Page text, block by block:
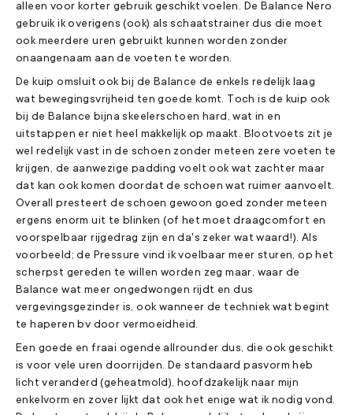
alleen voor korter gebruik geschikt voelen. De Balance Nero
gebruik ik overigens (ook) als schaatstrainer dus die moet
ook meerdere uren gebruikt kunnen worden zonder
onaangenaam aan de voeten te worden.
De kuip omsluit ook bij de Balance de enkels redelijk laag
wat bewegingsvrijheid ten goede komt. Toch is de kuip ook
bij de Balance bijna skeelerschoen hard, wat in en
uitstappen er niet heel makkelijk op maakt. Blootvoets zit je
wel redelijk vast in de schoen zonder meteen zere voeten te
krijgen, de aanwezige padding voelt ook wat zachter maar
dat kan ook komen doordat de schoen wat ruimer aanvoelt.
Overall presteert de schoen gewoon goed zonder meteen
ergens enorm uit te blinken (of het moet draagcomfort en
voorspelbaar rijgedrag zijn en da's zeker wat waard!). Als
voorbeeld; de Pressure vind ik voelbaar meer sturen, op het
scherpst gereden te willen worden zeg maar, waar de
Balance wat meer ongedwongen rijdt en dus
vergevingsgezinder is, ook wanneer de techniek wat begint
te haperen bv door vermoeidheid.
Een goede en fraai ogende allrounder dus, die ook geschikt
is voor vele uren doorrijden. De standaard pasvorm heb
licht veranderd (geheatmold), hoofdzakelijk naar mijn
enkelvorm en zover lijkt dat ook het enige wat ik nodig vond.